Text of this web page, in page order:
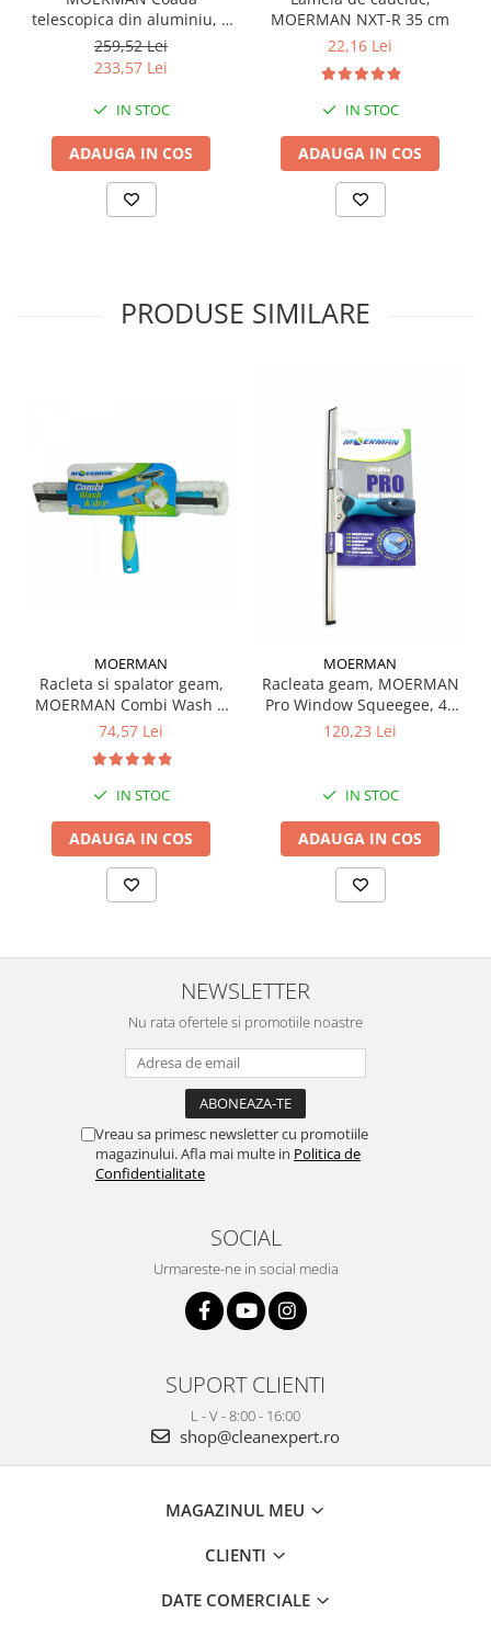
telescopica din aluminiu, 3
m
259,52 Lei
233,57 Lei
IN STOC
ADAUGA IN COS
MOERMAN NXT-R 35 cm
22,16 Lei
IN STOC
ADAUGA IN COS
PRODUSE SIMILARE
MOERMAN
Racleta si spalator geam,
MOERMAN Combi Wash &
Dry, 35 cm
74,57 Lei
IN STOC
ADAUGA IN COS
MOERMAN
Racleata geam, MOERMAN
Pro Window Squeegee, 45
cm
120,23 Lei
IN STOC
ADAUGA IN COS
NEWSLETTER
Nu rata ofertele si promotiile noastre
Vreau sa primesc newsletter cu promotiile
magazinului. Afla mai multe in Politica de
Confidentialitate
SOCIAL
Urmareste-ne in social media
SUPORT CLIENTI
L - V - 8:00 - 16:00
shop@cleanexpert.ro
MAGAZINUL MEU
CLIENTI
DATE COMERCIALE